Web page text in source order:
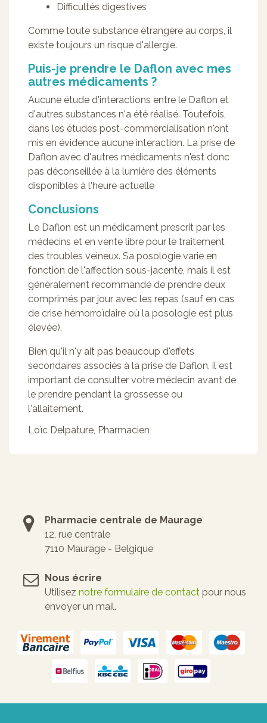
Difficultés digestives
Comme toute substance étrangère au corps, il
existe toujours un risque d'allergie.
Puis-je prendre le Daflon avec mes
autres médicaments ?
Aucune étude d'interactions entre le Daflon et
d'autres substances n'a été réalisé. Toutefois,
dans les études post-commercialisation n'ont
mis en évidence aucune interaction. La prise de
Daflon avec d'autres médicaments n'est donc
pas déconseillée à la lumière des éléments
disponibles à l'heure actuelle
Conclusions
Le Daflon est un médicament prescrit par les
médecins et en vente libre pour le traitement
des troubles veineux. Sa posologie varie en
fonction de l'affection sous-jacente, mais il est
généralement recommandé de prendre deux
comprimés par jour avec les repas (sauf en cas
de crise hémorroïdaire où la posologie est plus
élevée).
Bien qu'il n'y ait pas beaucoup d'effets
secondaires associés à la prise de Daflon, il est
important de consulter votre médecin avant de
le prendre pendant la grossesse ou
l'allaitement.
Loïc Delpature Pharmacien
Pharmacie centrale de Maurage
12, rue centrale
7110 Maurage - Belgique
Nous écrire
Utilisez notre formulaire de contact pour nous
envoyer un mail.